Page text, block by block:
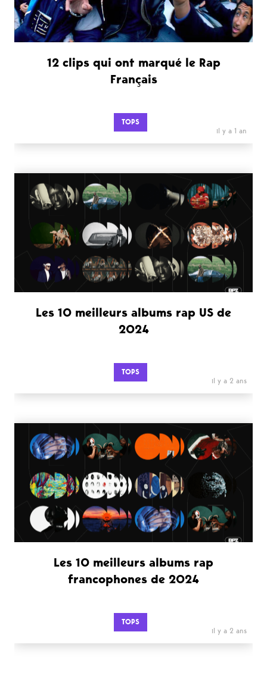
12 clips qui ont marqué le Rap
Français
TOPS
il y a 1 an
Les 10 meilleurs albums rap US de
2024
TOPS
il y a 2 ans
Les 10 meilleurs albums rap
francophones de 2024
TOPS
il y a 2 ans